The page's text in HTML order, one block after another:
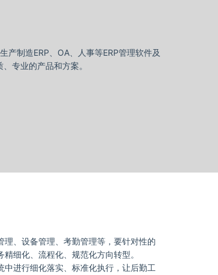
制造ERP、OA、人事等ERP管理软件及
户提供更优质、专业的产品和方案。
、设备管理、考勤管理等，要针对性的
细化、流程化、规范化方向转型。
进行细化落实、标准化执行，让后勤工